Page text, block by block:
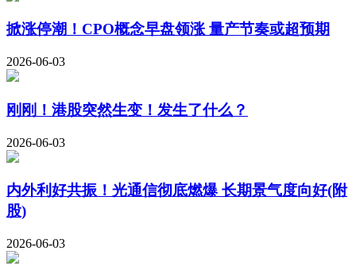
掀涨停潮！CPO概念早盘领涨 量产节奏或超预期
2026-06-03
刚刚！港股突然生变！发生了什么？
2026-06-03
内外利好共振！光通信彻底燃爆 长期景气度向好(附
股)
2026-06-03